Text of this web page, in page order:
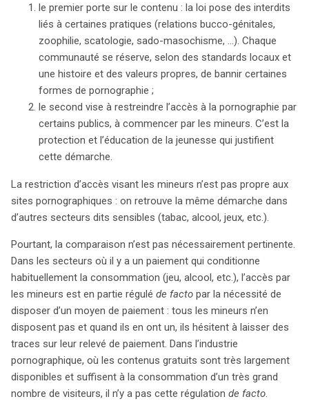
restrictions d’accès pour les jeunes. En France, l’article
227-24 du Code pénal constitue un pilier fondamental,
prohibant la diffusion de contenus pornographiques
susceptibles d’être vus par des mineurs. Ce texte,
cependant, soulève des questions d’interprétation et de
définition, notamment en ce qui concerne la frontière
entre pornographie, érotisme et nudité. L’application de
ces lois pose des défis, notamment la difficulté d’établir
un âge limite universel pour l’accès à la pornographie.
Les systèmes actuels de vérification d’âge, souvent
basés sur des déclarations de majorité, se révèlent
inefficaces, incitant les experts à explorer des
alternatives technologiques comme l’intelligence
artificielle ou des systèmes d’identification basés sur le
smartphone. Néanmoins, ces solutions suscitent des
préoccupations en matière de vie privée. En somme, la
régulation de l’accès à la pornographie reste un enjeu
complexe, oscillant entre la protection des mineurs et la
préservation de leur intimité. La France, pionnière en
matière de législation sur ce sujet, illustre les dilemmes
auxquels sont confrontés les législateurs dans un
monde numérique en constante évolution. (242 mots)
le premier porte sur le contenu : la loi pose des interdits
liés à certaines pratiques (relations bucco-génitales,
zoophilie, scatologie, sado-masochisme, …). Chaque
communauté se réserve, selon des standards locaux et
une histoire et des valeurs propres, de bannir certaines
formes de pornographie ;
le second vise à restreindre l’accès à la pornographie par
certains publics, à commencer par les mineurs. C’est la
protection et l’éducation de la jeunesse qui justifient
cette démarche.
La restriction d’accès visant les mineurs n’est pas propre aux
sites pornographiques : on retrouve la même démarche dans
d’autres secteurs dits sensibles (tabac, alcool, jeux, etc.).
Pourtant, la comparaison n’est pas nécessairement pertinente.
Dans les secteurs où il y a un paiement qui conditionne
habituellement la consommation (jeu, alcool, etc.), l’accès par
les mineurs est en partie régulé de facto par la nécessité de
disposer d’un moyen de paiement : tous les mineurs n’en
disposent pas et quand ils en ont un, ils hésitent à laisser des
traces sur leur relevé de paiement. Dans l’industrie
pornographique, où les contenus gratuits sont très largement
disponibles et suffisent à la consommation d’un très grand
nombre de visiteurs, il n’y a pas cette régulation de facto.